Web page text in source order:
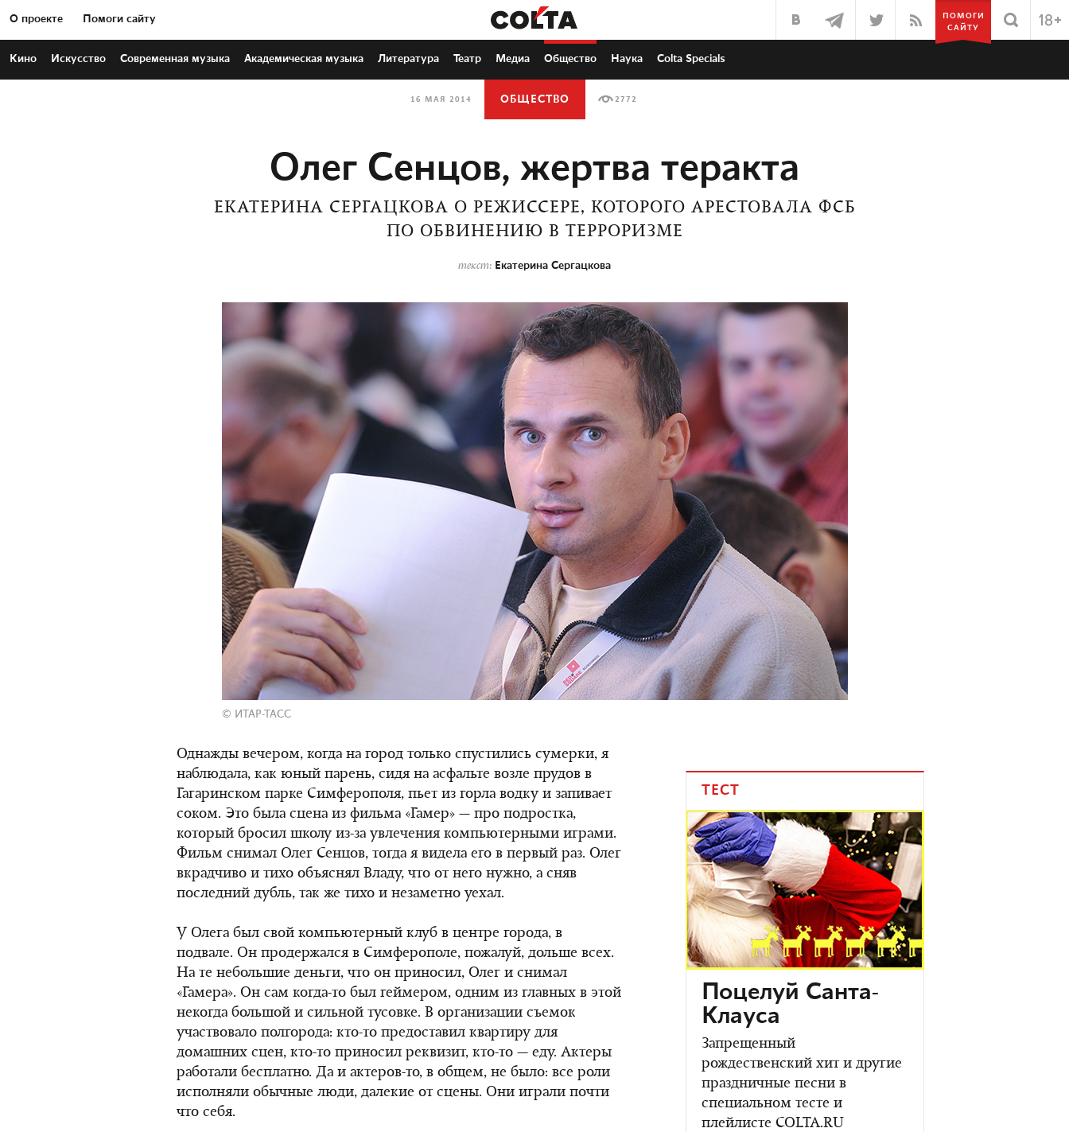
О проекте Помоги сайту
ПОМОГИ
САЙТУ
Кино Искусство Современная музыка Академическая музыка Литература Театр Медиа Общество Наука Colta Specials
16 МАЯ 2014 ОБЩЕСТВО 2772
Олег Сенцов, жертва теракта
ЕКАТЕРИНА СЕРГАЦКОВА О РЕЖИССЕРЕ, КОТОРОГО АРЕСТОВАЛА ФСБ
ПО ОБВИНЕНИЮ В ТЕРРОРИЗМЕ
текст: Екатерина Сергацкова
© ИТАР-ТАСС
Однажды вечером, когда на город только спустились сумерки, я
наблюдала, как юный парень, сидя на асфальте возле прудов в
Гагаринском парке Симферополя, пьет из горла водку и запивает
соком. Это была сцена из фильма «Гамер» — про подростка,
который бросил школу из-за увлечения компьютерными играми.
Фильм снимал Олег Сенцов, тогда я видела его в первый раз. Олег
вкрадчиво и тихо объяснял Владу, что от него нужно, а сняв
последний дубль, так же тихо и незаметно уехал.
У Олега был свой компьютерный клуб в центре города, в
подвале. Он продержался в Симферополе, пожалуй, дольше всех.
На те небольшие деньги, что он приносил, Олег и снимал
«Гамера». Он сам когда-то был геймером, одним из главных в этой
некогда большой и сильной тусовке. В организации съемок
участвовало полгорода: кто-то предоставил квартиру для
домашних сцен, кто-то приносил реквизит, кто-то — еду. Актеры
работали бесплатно. Да и актеров-то, в общем, не было: все роли
исполняли обычные люди, далекие от сцены. Они играли почти
что себя.
ТЕСТ
Поцелуй Санта-
Клауса
Запрещенный
рождественский хит и другие
праздничные песни в
специальном тесте и
плейлисте COLTA.RU